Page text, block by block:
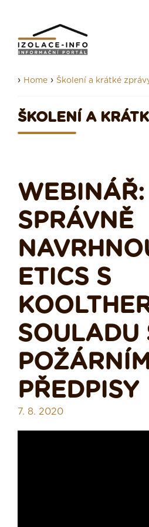
› Home › Školení a krátké
ŠKOLENÍ A
SPRÁVNĚ
ETICS S
SOULADU
PŘEDPISY
7. 8. 2020